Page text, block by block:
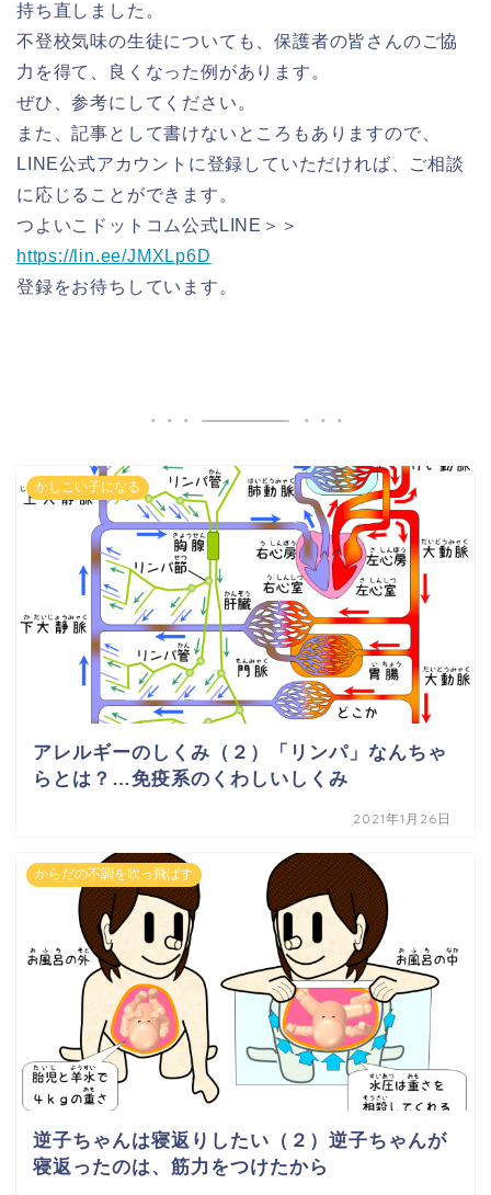
持ち直しました。
不登校気味の生徒についても、保護者の皆さんのご協
力を得て、良くなった例があります。
ぜひ、参考にしてください。
また、記事として書けないところもありますので、
LINE公式アカウントに登録していただければ、ご相談
に応じることができます。
つよいこドットコム公式LINE＞＞
https://lin.ee/JMXLp6D
登録をお待ちしています。
かしこい子になる
アレルギーのしくみ（２）「リンパ」なんちゃ
らとは？…免疫系のくわしいしくみ
2021年1月26日
からだの不調を吹っ飛ばす
逆子ちゃんは寝返りしたい（２）逆子ちゃんが
寝返ったのは、筋力をつけたから